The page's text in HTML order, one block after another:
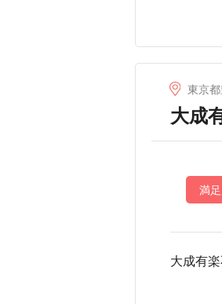
東京
大成
満
大成有